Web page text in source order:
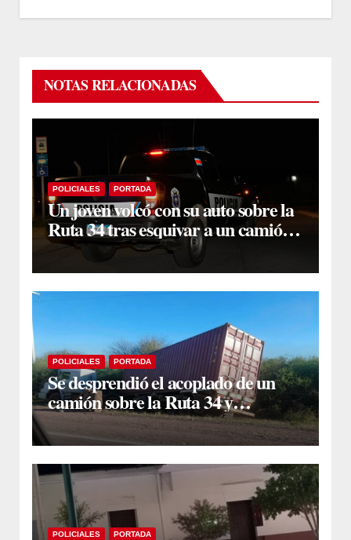
NOTAS RELACIONADAS
POLICIALES PORTADA
Un joven volcó con su auto sobre la
Ruta 34 tras esquivar a un camión
que se cruzó de carril
POLICIALES PORTADA
Se desprendió el acoplado de un
camión sobre la Ruta 34 y
camioneros se unieron para
retirarlo
POLICIALES PORTADA